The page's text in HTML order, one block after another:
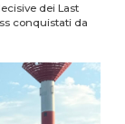
dei Last
conquistati da